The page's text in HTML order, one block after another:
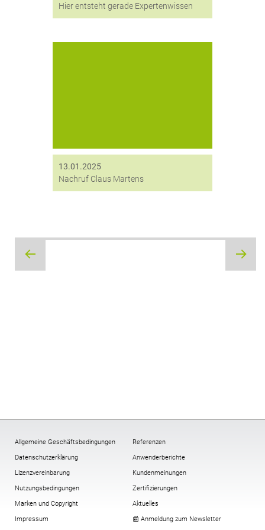
Hier entsteht gerade Expertenwissen
13.01.2025
Nachruf Claus Martens
Beitragsnavigation
Allgemeine Geschäftsbedingungen
Datenschutzerklärung
Lizenzvereinbarung
Nutzungsbedingungen
Marken und Copyright
Impressum
Referenzen
Anwenderberichte
Kundenmeinungen
Zertifizierungen
Aktuelles
📰 Anmeldung zum Newsletter